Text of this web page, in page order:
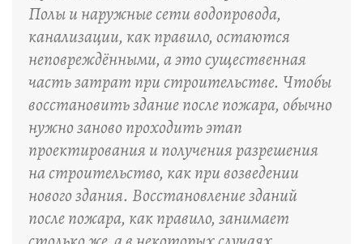
Полы и наружные сети водопровода,
канализации, как правило, остаются
неповреждёнными, а это существенная
часть затрат при строительстве. Чтобы
восстановить здание после пожара, обычно
нужно заново проходить этап
проектирования и получения разрешения
на строительство, как при возведении
нового здания. Восстановление зданий
после пожара, как правило, занимает